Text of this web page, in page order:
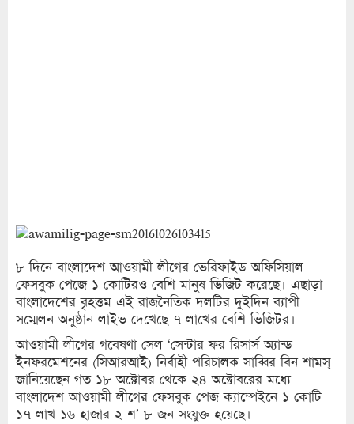
৮ দিনে বাংলাদেশ আওয়ামী লীগের ভেরিফাইড অফিসিয়াল
ফেসবুক পেজে ১ কোটিরও বেশি মানুষ ভিজিট করেছে। এছাড়া
বাংলাদেশের বৃহত্তম এই রাজনৈতিক দলটির দুইদিন ব্যাপী
সম্মেলন অনুষ্ঠান লাইভ দেখেছে ৭ লাখের বেশি ভিজিটর।
আওয়ামী লীগের গবেষণা সেল ‘সেন্টার ফর রিসার্স অ্যান্ড
ইনফরমেশনের (সিআরআই) নির্বাহী পরিচালক সাব্বির বিন শামস্
জানিয়েছেন গত ১৮ অক্টোবর থেকে ২৪ অক্টোবরের মধ্যে
বাংলাদেশ আওয়ামী লীগের ফেসবুক পেজ ক্যাম্পেইনে ১ কোটি
১৭ লাখ ১৬ হাজার ২ শ’ ৮ জন সংযুক্ত হয়েছে।